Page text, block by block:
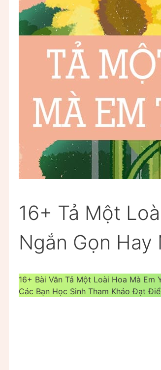
16+ Tả Một
Ngắn Gọn Hay
16+ Bài Văn Tả Một Loài Hoa Mà Em
Các Bạn Học Sinh Tham Khảo Đạt